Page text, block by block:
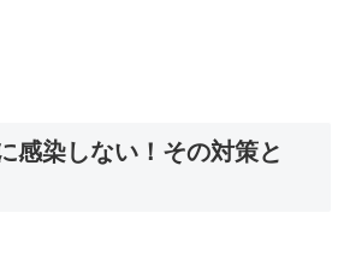
感染しない！その対策と